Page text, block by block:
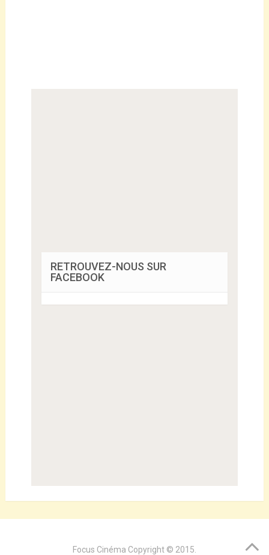
RETROUVEZ-NOUS SUR
FACEBOOK
Focus Cinéma Copyright © 2015.